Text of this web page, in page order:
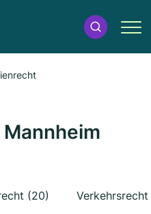
(20) Verkehrsrecht